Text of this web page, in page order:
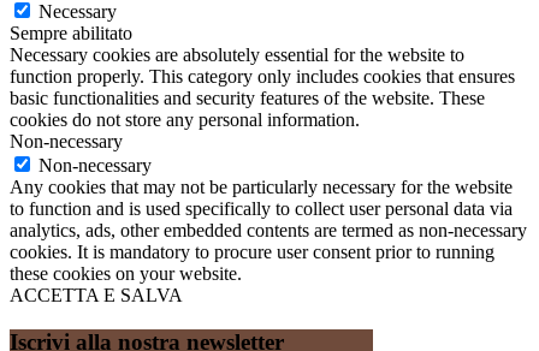
Necessary
Sempre abilitato
Necessary cookies are absolutely essential for the website to
function properly. This category only includes cookies that ensures
basic functionalities and security features of the website. These
cookies do not store any personal information.
Non-necessary
Non-necessary
Any cookies that may not be particularly necessary for the website
to function and is used specifically to collect user personal data via
analytics, ads, other embedded contents are termed as non-necessary
cookies. It is mandatory to procure user consent prior to running
these cookies on your website.
ACCETTA E SALVA
Iscrivi alla nostra newsletter